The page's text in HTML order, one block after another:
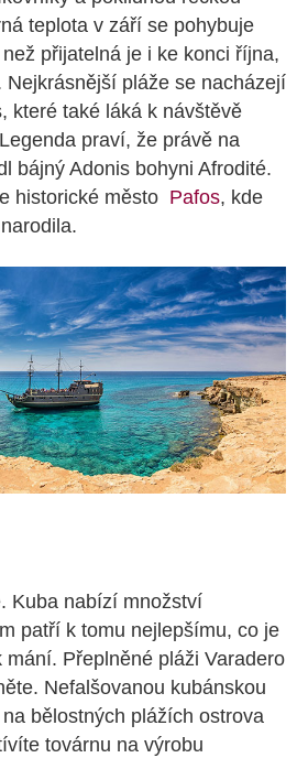
teplota v září se pohybuje
přijatelná je i ke konci října,
Nejkrásnější pláže se nacházejí
které také láká k návštěvě
praví, že právě na
bájný Adonis bohyni Afrodité.
historické město Pafos, kde
Kuba nabízí množství
patří k tomu nejlepšímu, co je
mání. Přeplněné pláži Varadero
Nefalšovanou kubánskou
bělostných plážích ostrova
továrnu na výrobu